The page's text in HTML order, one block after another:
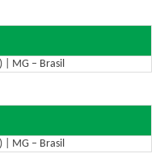
| MG – Brasil
| MG – Brasil